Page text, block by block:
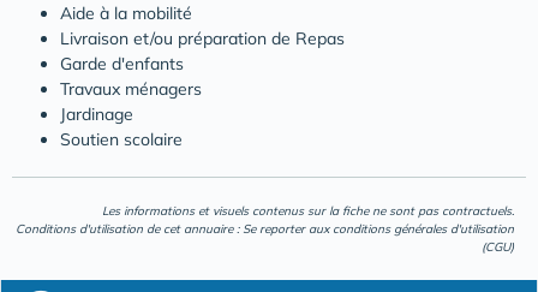
Aide à la mobilité
Livraison et/ou préparation de Repas
Garde d'enfants
Travaux ménagers
Jardinage
Soutien scolaire
Les informations et visuels contenus sur la fiche ne sont pas contractuels.
Conditions d'utilisation de cet annuaire : Se reporter aux conditions générales d'utilisation
(CGU)